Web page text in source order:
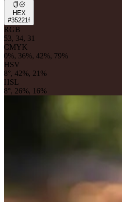
HEX
#35221f
RGB
53, 34, 31
CMYK
0%, 36%, 42%, 79%
HSV
8°, 42%, 21%
HSL
8°, 26%, 16%